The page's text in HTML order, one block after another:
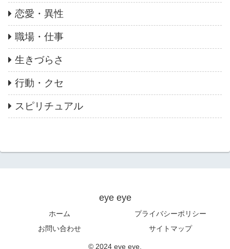
恋愛・異性
職場・仕事
生きづらさ
行動・クセ
スピリチュアル
eye eye
ホーム
プライバシーポリシー
お問い合わせ
サイトマップ
© 2024 eye eye.